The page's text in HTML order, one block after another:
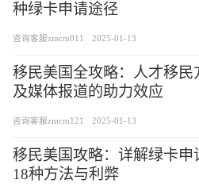
种绿卡申请途径
咨询客服zmcm011 2025-01-13
移民美国全攻略：人才移民
及媒体报道的助力效应
咨询客服zmcm121 2025-01-13
移民美国攻略：详解绿卡申
18种方法与利弊